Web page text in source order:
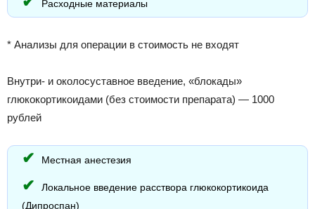
Расходные материалы
* Анализы для операции в стоимость не входят
Внутри- и околосуставное введение, «блокады»
глюкокортикоидами (без стоимости препарата) — 1000
рублей
Местная анестезия
Локальное введение расствора глюкокортикоида
(Дипроспан)